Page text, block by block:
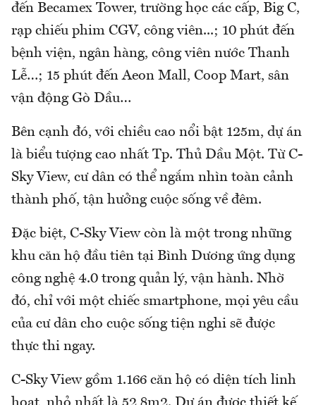
đến Becamex Tower, trường học các cấp, Big C,
rạp chiếu phim CGV, công viên...; 10 phút đến
bệnh viện, ngân hàng, công viên nước Thanh
Lễ…; 15 phút đến Aeon Mall, Coop Mart, sân
vận động Gò Dầu…
Bên cạnh đó, với chiều cao nổi bật 125m, dự án
là biểu tượng cao nhất Tp. Thủ Dầu Một. Từ C-
Sky View, cư dân có thể ngắm nhìn toàn cảnh
thành phố, tận hưởng cuộc sống về đêm.
Đặc biệt, C-Sky View còn là một trong những
khu căn hộ đầu tiên tại Bình Dương ứng dụng
công nghệ 4.0 trong quản lý, vận hành. Nhờ
đó, chỉ với một chiếc smartphone, mọi yêu cầu
của cư dân cho cuộc sống tiện nghi sẽ được
thực thi ngay.
C-Sky View gồm 1.166 căn hộ có diện tích linh